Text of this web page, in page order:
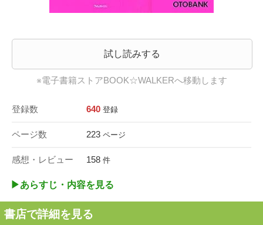
試し読みする
※電子書籍ストアBOOK☆WALKERへ移動します
登録数 640 登録
ページ数 223 ページ
感想・レビュー 158 件
▶︎あらすじ・内容を見る
書店で詳細を見る